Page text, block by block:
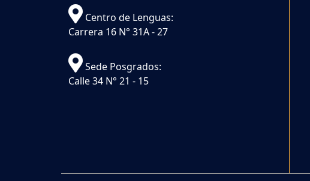
Centro de Lenguas:
Carrera 16 N° 31A - 27
Sede Posgrados:
Calle 34 N° 21 - 15